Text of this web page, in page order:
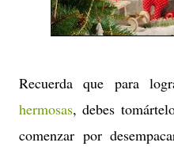
Recuerda que para
hermosas, debes
comenzar por